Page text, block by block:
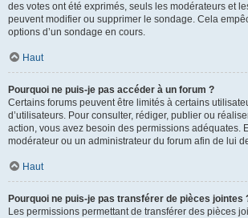
des votes ont été exprimés, seuls les modérateurs et
peuvent modifier ou supprimer le sondage. Cela
options d’un sondage en cours.
Haut
Pourquoi ne puis-je pas accéder à un forum ?
Certains forums peuvent être limités à certains
d’utilisateurs. Pour consulter, rédiger, publier ou
action, vous avez besoin des permissions adéquates.
modérateur ou un administrateur du forum afin de lui
Haut
Pourquoi ne puis-je pas transférer de pièces jointes
Les permissions permettant de transférer des pièces